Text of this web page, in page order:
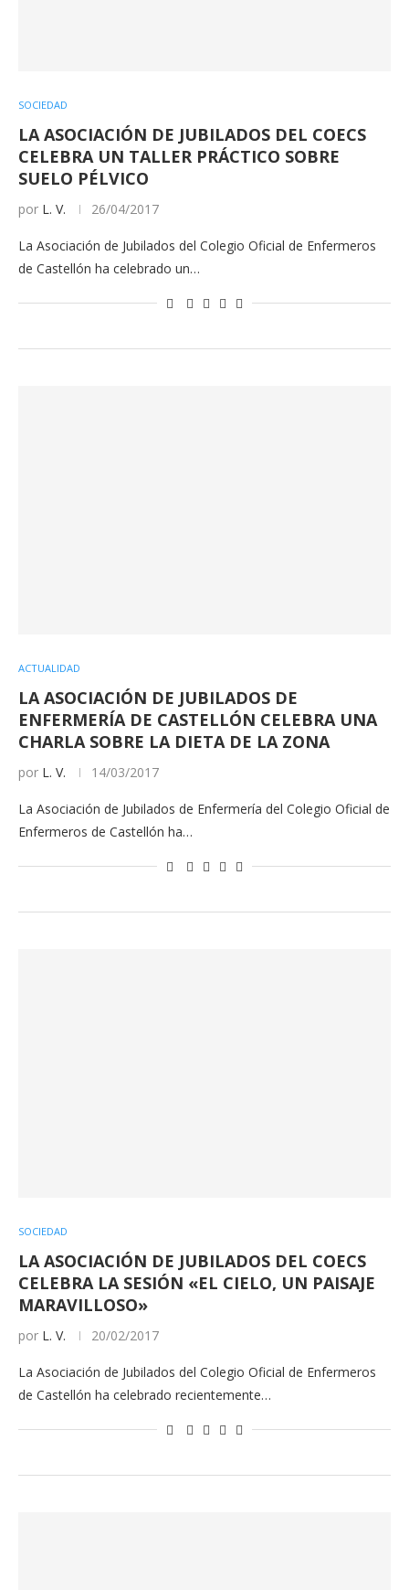
SOCIEDAD
LA ASOCIACIÓN DE JUBILADOS DEL COECS
CELEBRA UN TALLER PRÁCTICO SOBRE
SUELO PÉLVICO
por L. V. 26/04/2017
La Asociación de Jubilados del Colegio Oficial de Enfermeros
de Castellón ha celebrado un…
ACTUALIDAD
LA ASOCIACIÓN DE JUBILADOS DE
ENFERMERÍA DE CASTELLÓN CELEBRA UNA
CHARLA SOBRE LA DIETA DE LA ZONA
por L. V. 14/03/2017
La Asociación de Jubilados de Enfermería del Colegio Oficial de
Enfermeros de Castellón ha…
SOCIEDAD
LA ASOCIACIÓN DE JUBILADOS DEL COECS
CELEBRA LA SESIÓN «EL CIELO, UN PAISAJE
MARAVILLOSO»
por L. V. 20/02/2017
La Asociación de Jubilados del Colegio Oficial de Enfermeros
de Castellón ha celebrado recientemente…